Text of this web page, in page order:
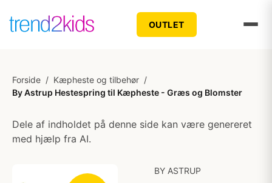
OUTLET
Forside / Kæpheste og tilbehør /
By Astrup Hestespring til Kæpheste - Græs og Blomster
Dele af indholdet på denne side kan være genereret
med hjælp fra AI.
BY ASTRUP